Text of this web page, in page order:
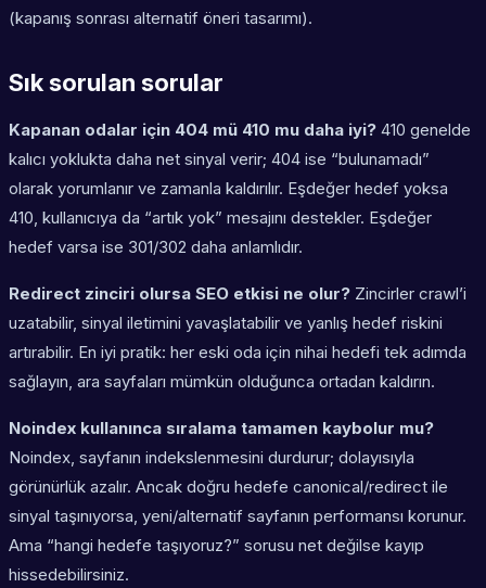
(kapanış sonrası alternatif öneri tasarımı).
Sık sorulan sorular
Kapanan odalar için 404 mü 410 mu daha iyi? 410 genelde
kalıcı yoklukta daha net sinyal verir; 404 ise “bulunamadı”
olarak yorumlanır ve zamanla kaldırılır. Eşdeğer hedef yoksa
410, kullanıcıya da “artık yok” mesajını destekler. Eşdeğer
hedef varsa ise 301/302 daha anlamlıdır.
Redirect zinciri olursa SEO etkisi ne olur? Zincirler crawl’i
uzatabilir, sinyal iletimini yavaşlatabilir ve yanlış hedef riskini
artırabilir. En iyi pratik: her eski oda için nihai hedefi tek adımda
sağlayın, ara sayfaları mümkün olduğunca ortadan kaldırın.
Noindex kullanınca sıralama tamamen kaybolur mu?
Noindex, sayfanın indekslenmesini durdurur; dolayısıyla
görünürlük azalır. Ancak doğru hedefe canonical/redirect ile
sinyal taşınıyorsa, yeni/alternatif sayfanın performansı korunur.
Ama “hangi hedefe taşıyoruz?” sorusu net değilse kayıp
hissedebilirsiniz.